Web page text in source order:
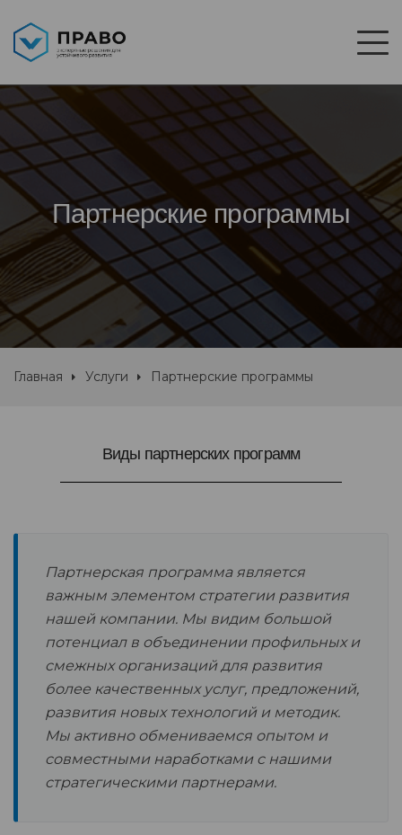
Партнерские программы
Главная Услуги Партнерские программы
Виды партнерских программ
Партнерская программа является
важным элементом стратегии развития
нашей компании. Мы видим большой
потенциал в объединении профильных и
смежных организаций для развития
более качественных услуг, предложений,
развития новых технологий и методик.
Мы активно обмениваемся опытом и
совместными наработками с нашими
стратегическими партнерами.